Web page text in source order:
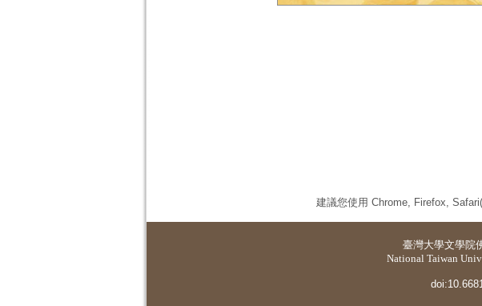
建議您使用 Chrome, Firefox,
臺灣大學文學院
National Taiwan